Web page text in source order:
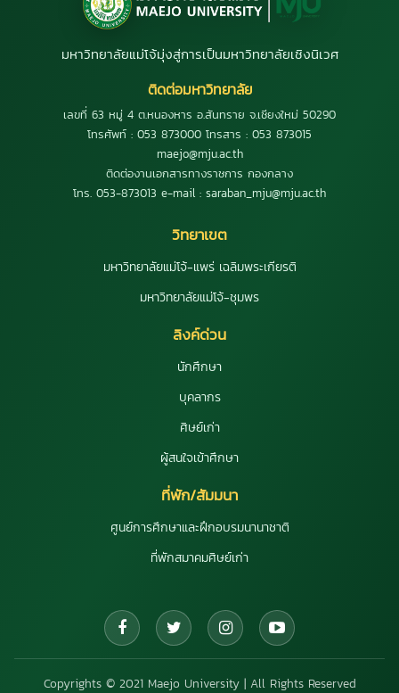
มหาวิทยาลัยแม่โจ้มุ่งสู่การเป็นมหาวิทยาลัยเชิงนิเวศ
ติดต่อมหาวิทยาลัย
เลขที่ 63 หมู่ 4 ต.หนองหาร อ.สันทราย จ.เชียงใหม่ 50290
โทรศัพท์ : 053 873000 โทรสาร : 053 873015
maejo@mju.ac.th
ติดต่องานเอกสารทางราชการ กองกลาง
โทร. 053-873013 e-mail : saraban_mju@mju.ac.th
วิทยาเขต
มหาวิทยาลัยแม่โจ้-แพร่ เฉลิมพระเกียรติ
มหาวิทยาลัยแม่โจ้-ชุมพร
ลิงค์ด่วน
นักศึกษา
บุคลากร
ศิษย์เก่า
ผู้สนใจเข้าศึกษา
ที่พัก/สัมมนา
ศูนย์การศึกษาและฝึกอบรมนานาชาติ
ที่พักสมาคมศิษย์เก่า
Copyrights © 2021 Maejo University | All Rights Reserved